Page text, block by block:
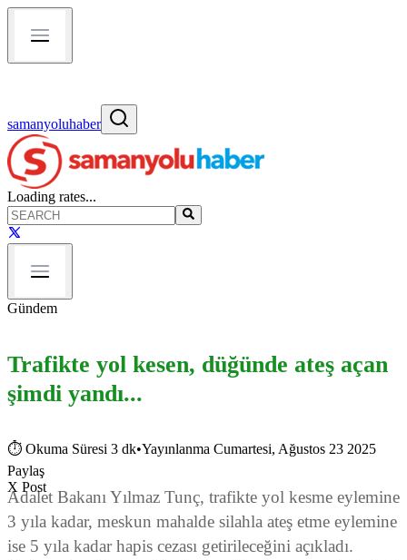
samanyoluhaber
Loading rates...
Gündem
Trafikte yol kesen, düğünde ateş açan
şimdi yandı...
⏱ Okuma Süresi 3 dk•Yayınlanma Cumartesi, Ağustos 23 2025
Paylaş
X Post
Adalet Bakanı Yılmaz Tunç, trafikte yol kesme eylemine
3 yıla kadar, meskun mahalde silahla ateş etme eylemine
ise 5 yıla kadar hapis cezası getirileceğini açıkladı.